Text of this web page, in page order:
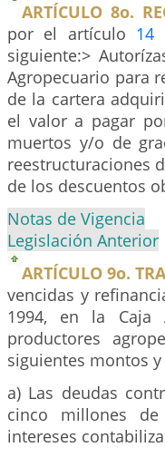
ARTÍCULO 8o.
por el artículo 14
siguiente:>
Agropecuario para
de la cartera
el valor a pagar
muertos y/o de
reestructuraciones
de los descuentos
Notas de Vigencia
Legislación Anterior
ARTÍCULO 9o.
vencidas y
1994, en la Caja
productores
siguientes montos
a) Las deudas
cinco millones
intereses